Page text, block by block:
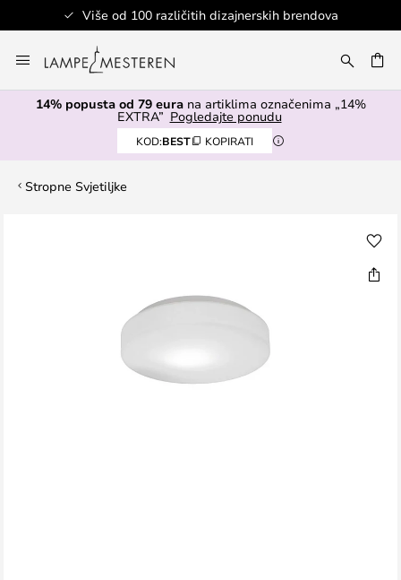
Više od 100 različitih dizajnerskih brendova
to
Content
14% popusta od 79 eurana artiklima označenima „14%
EXTRA” Pogledajte ponudu
KOD:BEST KOPIRATI
Stropne Svjetiljke